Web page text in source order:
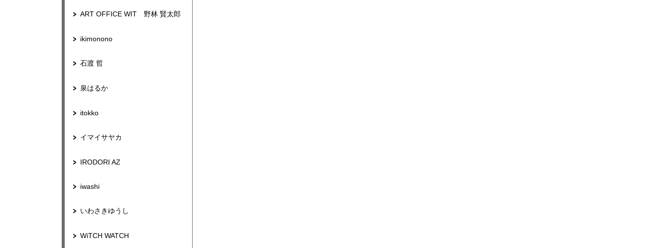
ART OFFICE WIT 野林 賢太郎
ikimonono
石渡 哲
泉はるか
itokko
イマイサヤカ
IRODORI AZ
iwashi
いわさきゆうし
WiTCH WATCH